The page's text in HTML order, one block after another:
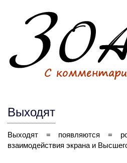
Выходят
Выходят = появляются =
взаимодействия экрана и